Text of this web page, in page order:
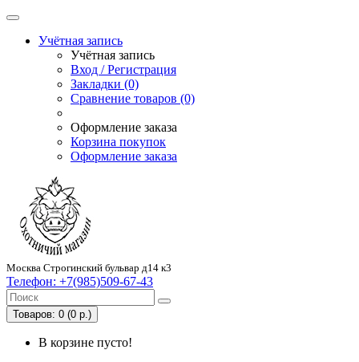
Учётная запись
Учётная запись
Вход / Регистрация
Закладки (0)
Сравнение товаров (0)
Оформление заказа
Корзина покупок
Оформление заказа
Москва Строгинский бульвар д14 к3
Телефон: +7(985)509-67-43
Товаров: 0 (0 р.)
В корзине пусто!